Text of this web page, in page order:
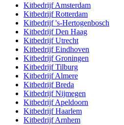
KitbedrijfAmsterdam
KitbedrijfRotterdam
Kitbedrijf's-Hertogenbosch
KitbedrijfDen Haag
KitbedrijfUtrecht
KitbedrijfEindhoven
KitbedrijfGroningen
KitbedrijfTilburg
KitbedrijfAlmere
KitbedrijfBreda
KitbedrijfNijmegen
KitbedrijfApeldoorn
KitbedrijfHaarlem
KitbedrijfArnhem